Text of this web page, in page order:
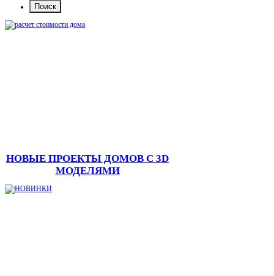
НОВЫЕ ПРОЕКТЫ ДОМОВ С 3D
МОДЕЛЯМИ